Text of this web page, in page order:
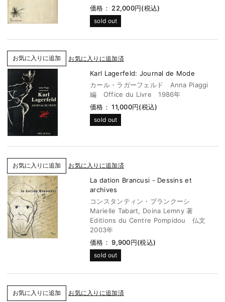
価格： 22,000円(税込)
sold out
お気に入りに追加済
Karl Lagerfeld: Journal de Mode
カール・ラガーフェルド Anna Piaggi
編 Office du Livre 1986年
価格： 11,000円(税込)
sold out
お気に入りに追加済
La dation Brancusi - Dessins et
archives
コンスタンティン・ブランクーシ
Marielle Tabart, Doina Lemny 著
Editions du Centre Pompidou 仏文
2003年
価格： 9,900円(税込)
sold out
お気に入りに追加済